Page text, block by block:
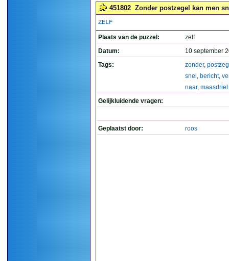
451802 Zonder postzegel kan men
ZELF
Plaats van de puzzel:
zelf
Datum:
10 september
Tags:
zonder,
snel , bericht,
naar, maasdriel
Gelijkluidende vragen:
Geplaatst door: roos